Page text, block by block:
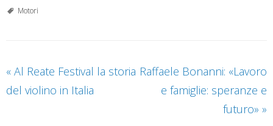
Motori
« Al Reate Festival la storia
del violino in Italia
Raffaele Bonanni: «Lavoro
e famiglie: speranze e
futuro» »